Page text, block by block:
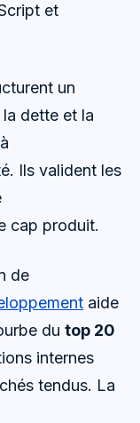
et
un
dette et la
Ils valident les
cap produit.
de
aide
du top 20
internes
tendus. La